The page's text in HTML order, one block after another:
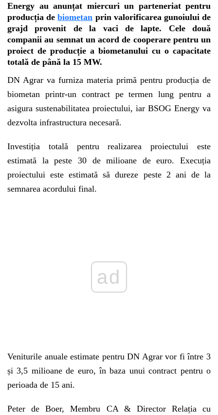
Energy au anunțat miercuri un parteneriat pentru
producția debiometan prin valorificarea gunoiului de
grajd provenit de la vaci de lapte. Cele două
companii au semnat un acord de cooperare pentru un
proiect de producție a biometanului cu o capacitate
totală de până la 15 MW.
DN Agrar va furniza materia primă pentru producția de
biometan printr-un contract pe termen lung pentru a
asigura sustenabilitatea proiectului, iar BSOG Energy va
dezvolta infrastructura necesară.
Investiția totală pentru realizarea proiectului este
estimată la peste 30 de milioane de euro. Execuția
proiectului este estimată să dureze peste 2 ani de la
semnarea acordului final.
Veniturile anuale estimate pentru DN Agrar vor fi între 3
și 3,5 milioane de euro, în baza unui contract pentru o
perioada de 15 ani.
Peter de Boer, Membru CA & Director Relația cu